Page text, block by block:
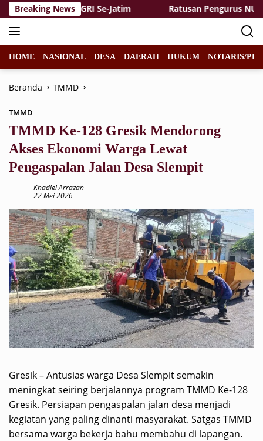
Langsung
ke
konten
Breaking News
Tinggi PGRI Se-Jatim Ratusan Pengurus NU
HOME NASIONAL DESA DAERAH HUKUM NOTARIS/
Beranda TMMD
TMMD
TMMD Ke-128 Gresik Mendorong
Akses Ekonomi Warga Lewat
Pengaspalan Jalan Desa Slempit
Khadlel Arrazan
22 Mei 2026
Gresik – Antusias warga Desa Slempit semakin
meningkat seiring berjalannya program TMMD Ke-128
Gresik. Persiapan pengaspalan jalan desa menjadi
kegiatan yang paling dinanti masyarakat. Satgas TMMD
bersama warga bekerja bahu membahu di lapangan.